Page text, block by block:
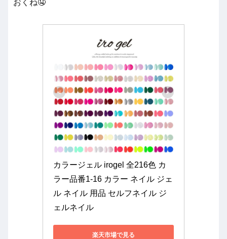
おくね🤤
カラージェル irogel 全216色 カ
ラー品番1-16 カラー ネイル ジェ
ル ネイル 用品 セルフネイル ジ
ェルネイル
楽天市場で見る